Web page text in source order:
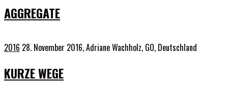
AGGREGATE
2016 28. November 2016,Adriane Wachholz, GO, Deutschland
KURZE WEGE